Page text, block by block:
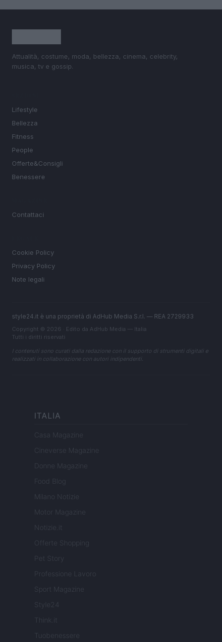
Attualità, costume, moda, bellezza, cinema, celebrity,
musica, tv e gossip.
Lifestyle
Bellezza
Fitness
People
Offerte&Consigli
Benessere
Contattaci
Cookie Policy
Privacy Policy
Note legali
style24.it è una proprietà di AdHub Media S.r.l. — REA 2729933
Copyright © 2026 · Edito da AdHub Media — Italia
Tutti i diritti riservati
I contenuti sono curati dalla redazione con il supporto di strumenti digitali e
realizzati in collaborazione con autori indipendenti.
ITALIA
Casa Magazine
Cineverse Magazine
Donne Magazine
Food Blog
Milano Notizie
Motor Magazine
Notizie.it
Offerte Shopping
Pet Story
Professione Lavoro
Sport Magazine
Style24
Think.it
Tuobenessere